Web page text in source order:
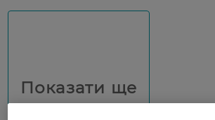
Показати ще